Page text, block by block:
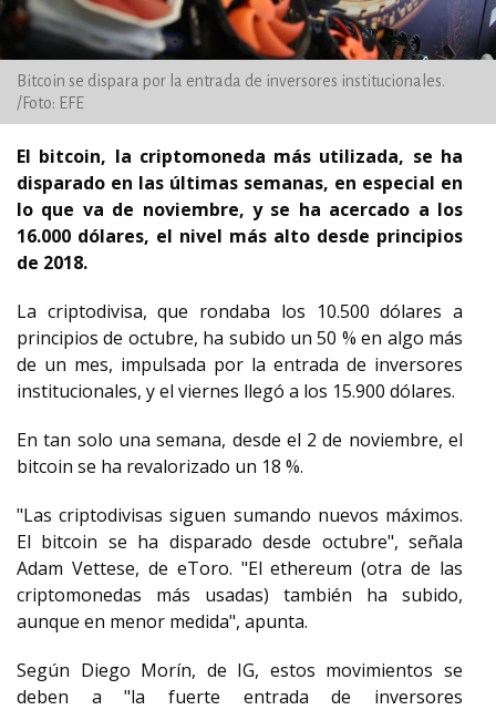
Bitcoin se dispara por la entrada de inversores institucionales.
/Foto: EFE
El bitcoin, la criptomoneda más utilizada, se ha
disparado en las últimas semanas, en especial en
lo que va de noviembre, y se ha acercado a los
16.000 dólares, el nivel más alto desde principios
de 2018.
La criptodivisa, que rondaba los 10.500 dólares a
principios de octubre, ha subido un 50 % en algo más
de un mes, impulsada por la entrada de inversores
institucionales, y el viernes llegó a los 15.900 dólares.
En tan solo una semana, desde el 2 de noviembre, el
bitcoin se ha revalorizado un 18 %.
"Las criptodivisas siguen sumando nuevos máximos.
El bitcoin se ha disparado desde octubre", señala
Adam Vettese, de eToro. "El ethereum (otra de las
criptomonedas más usadas) también ha subido,
aunque en menor medida", apunta.
Según Diego Morín, de IG, estos movimientos se
deben a "la fuerte entrada de inversores